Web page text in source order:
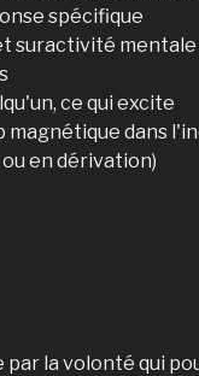
spécifique
suractivité
ce qui excite
magnétique dans
en dérivation)
la volonté qui